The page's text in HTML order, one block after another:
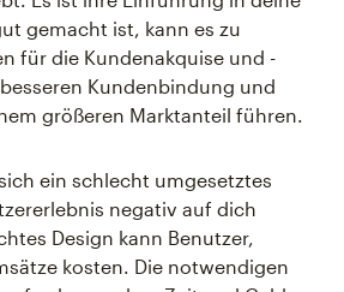
gemacht ist, kann es zu
für die Kundenakquise und -
Kundenbindung und
größeren Marktanteil führen.
ein schlecht umgesetztes
negativ auf dich
Design kann Benutzer,
kosten. Die notwendigen